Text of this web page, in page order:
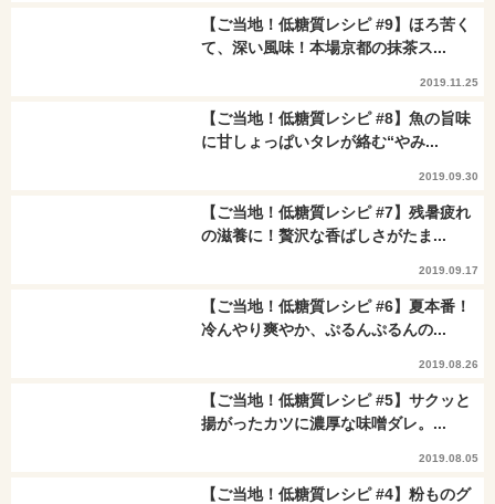
【ご当地！低糖質レシピ #9】ほろ苦く
て、深い風味！本場京都の抹茶ス...
2019.11.25
【ご当地！低糖質レシピ #8】魚の旨味
に甘しょっぱいタレが絡む“やみ...
2019.09.30
【ご当地！低糖質レシピ #7】残暑疲れ
の滋養に！贅沢な香ばしさがたま...
2019.09.17
【ご当地！低糖質レシピ #6】夏本番！
冷んやり爽やか、ぷるんぷるんの...
2019.08.26
【ご当地！低糖質レシピ #5】サクッと
揚がったカツに濃厚な味噌ダレ。...
2019.08.05
【ご当地！低糖質レシピ #4】粉ものグ